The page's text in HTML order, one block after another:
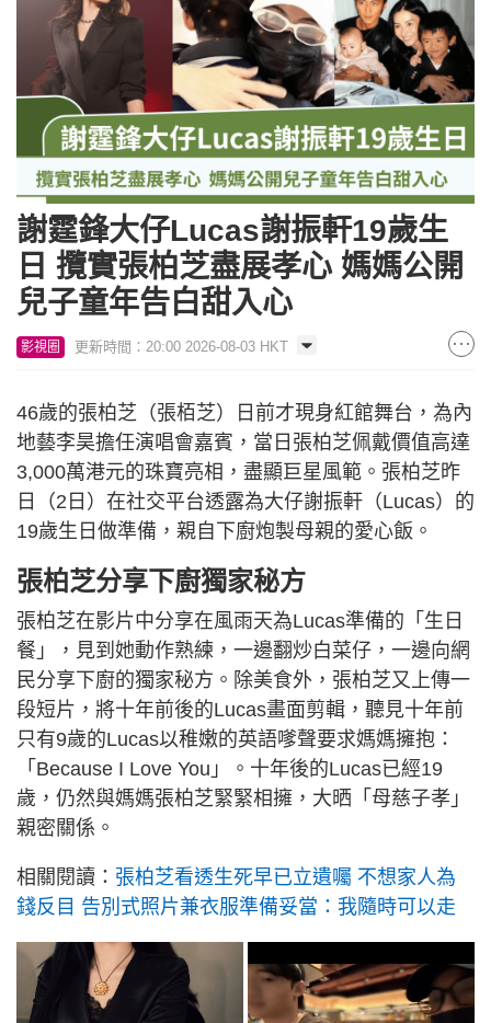
謝霆鋒大仔Lucas謝振軒19歲生
日 攬實張柏芝盡展孝心 媽媽公開
兒子童年告白甜入心
影視圈 更新時間：20:00 2026-08-03 HKT
46歲的張柏芝（張栢芝）日前才現身紅館舞台，為內
地藝李昊擔任演唱會嘉賓，當日張柏芝佩戴價值高達
3,000萬港元的珠寶亮相，盡顯巨星風範。張柏芝昨
日（2日）在社交平台透露為大仔謝振軒（Lucas）的
19歲生日做準備，親自下廚炮製母親的愛心飯。
張柏芝分享下廚獨家秘方
張柏芝在影片中分享在風雨天為Lucas準備的「生日
餐」，見到她動作熟練，一邊翻炒白菜仔，一邊向網
民分享下廚的獨家秘方。除美食外，張柏芝又上傳一
段短片，將十年前後的Lucas畫面剪輯，聽見十年前
只有9歲的Lucas以稚嫩的英語嗲聲要求媽媽擁抱：
「Because I Love You」。十年後的Lucas已經19
歲，仍然與媽媽張柏芝緊緊相擁，大晒「母慈子孝」
親密關係。
相關閱讀： 張柏芝看透生死早已立遺囑 不想家人為
錢反目 告別式照片兼衣服準備妥當：我隨時可以走